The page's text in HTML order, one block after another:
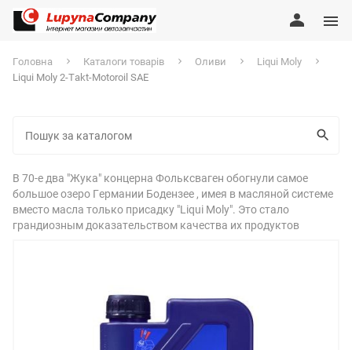
Головна Каталоги товарів Оливи
Liqui Moly
Liqui Moly 2-Takt-Motoroil SAE
В 70-е два "Жука" концерна Фольксваген обогнули самое
большое озеро Германии Бодензее , имея в масляной системе
вместо масла только присадку "Liqui Moly". Это стало
грандиозным доказательством качества их продуктов